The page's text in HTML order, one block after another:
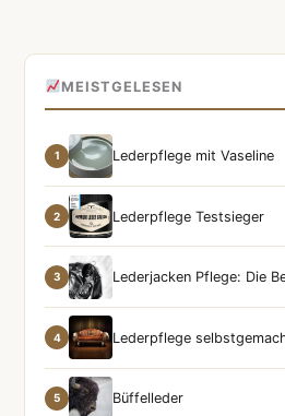
MEISTGELESEN
1 Lederpflege mit Vaseline
2 Lederpflege Testsieger
3 Lederjacken Pflege: Die
4 Lederpflege
5 Büffelleder